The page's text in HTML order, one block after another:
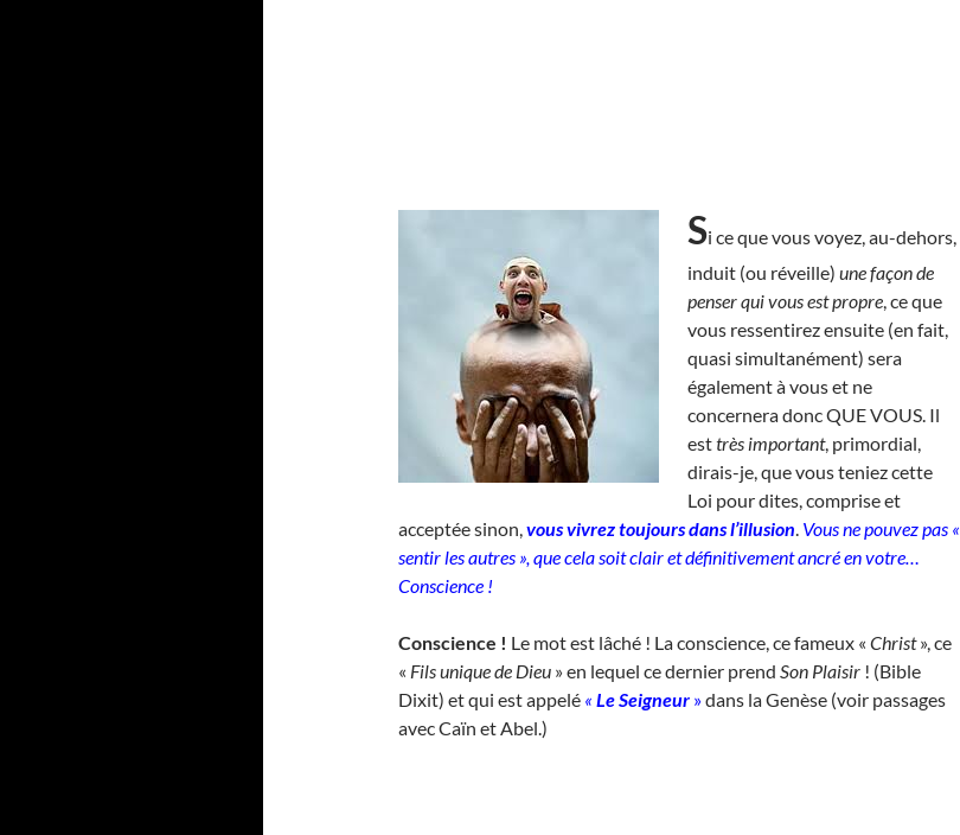
Si ce que vous voyez, au-dehors,
induit (ou réveille) une façon de
penser qui vous est propre, ce que
vous ressentirez ensuite (en fait,
quasi simultanément) sera
également à vous et ne
concernera donc QUE VOUS. Il
esttrès important, primordial,
dirais-je, que vous teniez cette
Loi pour dites, comprise et
acceptée sinon,vous vivrez toujours dans l’illusion. Vous ne pouvez pas «
sentir les autres », que cela soit clair et définitivement ancré en votre…
Conscience !
Conscience ! Le mot est lâché ! La conscience, ce fameux « Christ», ce
« Fils unique de Dieu » en lequel ce dernier prend Son Plaisir ! (Bible
Dixit) et qui est appelé « Le Seigneur »dans la Genèse (voir passages
avec Caïn et Abel.)